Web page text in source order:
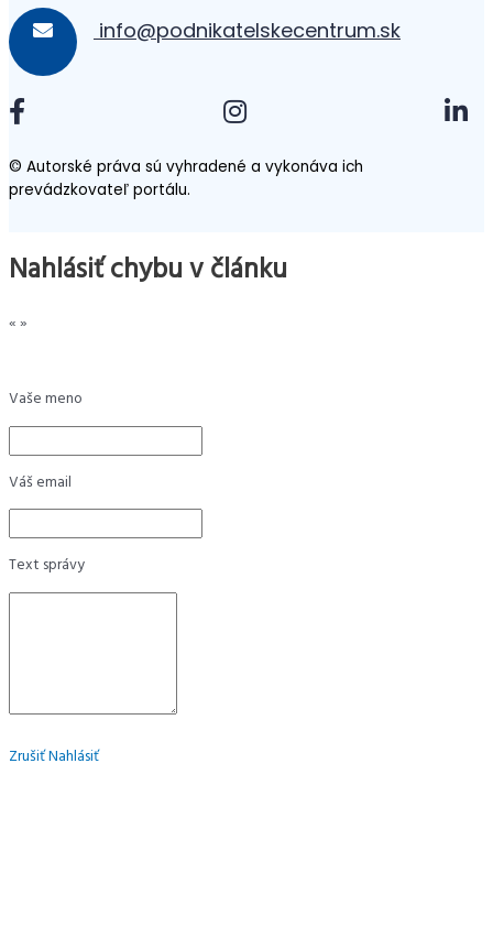
info@podnikatelskecentrum.sk
© Autorské práva sú vyhradené a vykonáva ich
prevádzkovateľ portálu.
Nahlásiť chybu v článku
«»
Vaše meno
Váš email
Text správy
ZrušiťNahlásiť